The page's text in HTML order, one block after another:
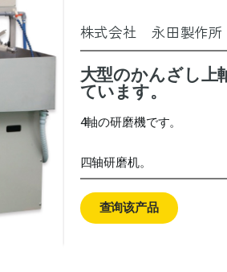
株式会社 永田製作所
大型のかんざし上
ています。
4軸の研磨機です。
四轴研磨机。
查询该产品